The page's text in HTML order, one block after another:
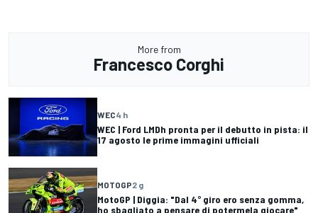
More from
Francesco Corghi
WEC4 h
WEC | Ford LMDh pronta per il debutto in pista: il
17 agosto le prime immagini ufficiali
MOTOGP2 g
MotoGP | Diggia: "Dal 4° giro ero senza gomma,
ho sbagliato a pensare di potermela giocare"